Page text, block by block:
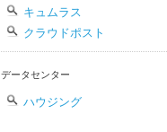
キュムラス
クラウドポスト
データセンター
ハウジング